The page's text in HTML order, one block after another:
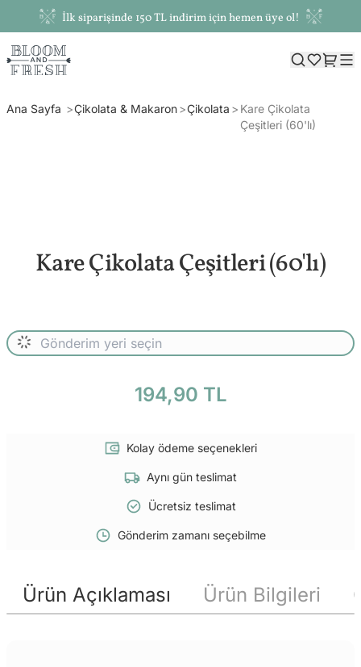
İlk siparişinde 150 TL indirim için hemen üye ol!
Ana Sayfa Çikolata & Makaron Çikolata
Kare Çikolata
Çeşitleri (60'lı)
Kare Çikolata Çeşitleri (60'lı)
194,90 TL
Kolay ödeme seçenekleri
Aynı gün teslimat
Ücretsiz teslimat
Gönderim zamanı seçebilme
Ürün Açıklaması Ürün Bilgileri